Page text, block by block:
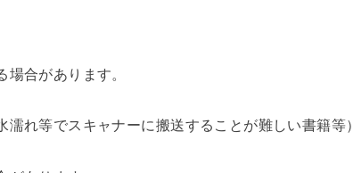
合があります。
れ等でスキャナーに搬送することが難しい書籍等）